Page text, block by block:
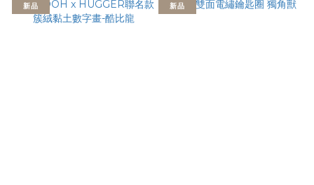
新品 新品